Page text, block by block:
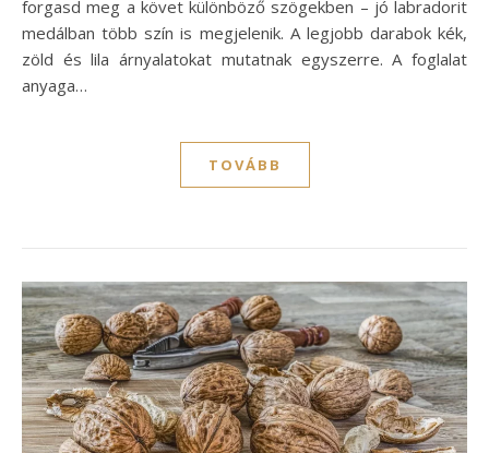
forgasd meg a követ különböző szögekben – jó labradorit
medálban több szín is megjelenik. A legjobb darabok kék,
zöld és lila árnyalatokat mutatnak egyszerre. A foglalat
anyaga…
TOVÁBB